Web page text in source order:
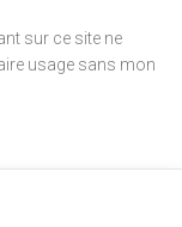
sur ce site ne
usage sans mon